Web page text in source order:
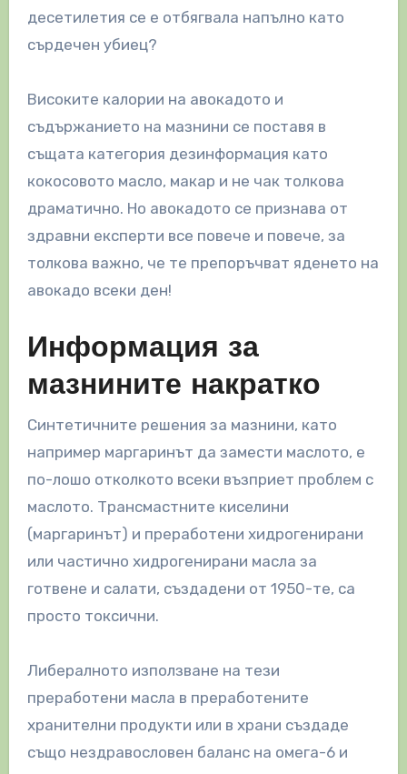
десетилетия се е отбягвала напълно като
сърдечен убиец?
Високите калории на авокадото и
съдържанието на мазнини се поставя в
същата категория дезинформация като
кокосовото масло, макар и не чак толкова
драматично. Но авокадото се признава от
здравни експерти все повече и повече, за
толкова важно, че те препоръчват яденето на
авокадо всеки ден!
Информация за
мазнините накратко
Синтетичните решения за мазнини, като
например маргаринът да замести маслото, е
по-лошо отколкото всеки възприет проблем с
маслото. Трансмастните киселини
(маргаринът) и преработени хидрогенирани
или частично хидрогенирани масла за
готвене и салати, създадени от 1950-те, са
просто токсични.
Либералното използване на тези
преработени масла в преработените
хранителни продукти или в храни създаде
също нездравословен баланс на омега-6 и